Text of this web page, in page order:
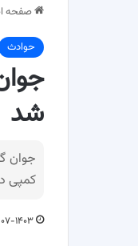
صفحه
حوادث
شد
جوان
کمپی
۱۷-۰۷-